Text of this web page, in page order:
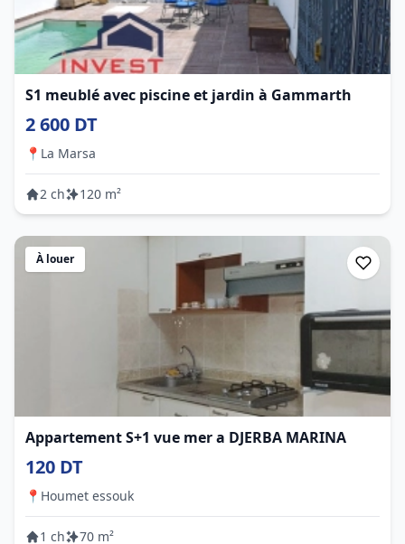
S1 meublé avec piscine et jardin à Gammarth
2 600 DT
📍 La Marsa
2 ch 120 m²
À louer
Appartement S+1 vue mer a DJERBA MARINA
120 DT
📍 Houmet essouk
1 ch 70 m²